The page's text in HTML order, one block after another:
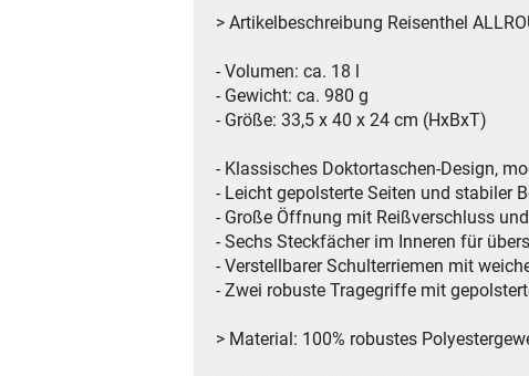
> Artikelbeschreibung Reisenthel
- Volumen: ca. 18 l
- Gewicht: ca. 980 g
- Größe: 33,5 x 40 x 24 cm (HxBxT)
- Klassisches Doktortaschen-Design,
- Leicht gepolsterte Seiten und stabiler
- Große Öffnung mit Reißverschluss
- Sechs Steckfächer im Inneren für
- Verstellbarer Schulterriemen mit
- Zwei robuste Tragegriffe mit
> Material: 100% robustes